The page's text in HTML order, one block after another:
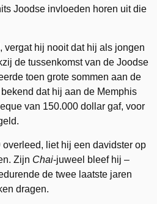
Joodse invloeden horen uit die
vergat hij nooit dat hij als jongen
de tussenkomst van de Joodse
toen grote sommen aan de
dat hij aan de Memphis
van 150.000 dollar gaf, voor
liet hij een davidster op
Zijn Chai-juweel bleef hij –
de twee laatste jaren
dragen.